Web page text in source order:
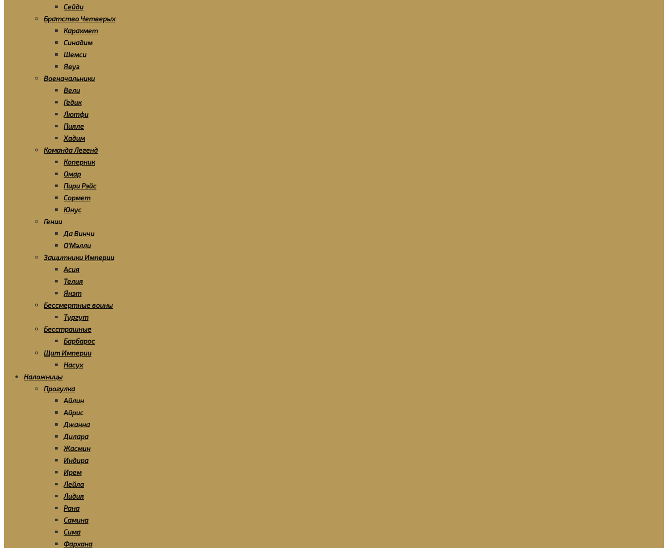
Сейди
Братство Четверых
Карахмет
Синадим
Шемси
Явуз
Военачальники
Вели
Гедик
Лютфи
Пияле
Хадим
Команда Легенд
Коперник
Омар
Пири Рэйс
Сормет
Юнус
Гении
Да Винчи
О’Мэлли
Защитники Империи
Асия
Телия
Янэт
Бессмертные воины
Тургут
Бесстрашные
Барбарос
Щит Империи
Насух
Наложницы
Прогулка
Айлин
Айрис
Джанна
Дилара
Жасмин
Индира
Ирем
Лейла
Лидия
Рана
Самина
Сима
Фархана